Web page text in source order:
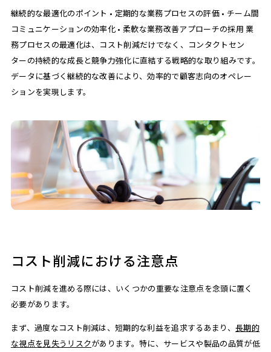
継続的な最適化のポイント • 定期的な業務プロセスの評価 • チーム間
コミュニケーションの効率化 • 柔軟な業務改善アプローチの採用 業
務プロセスの最適化は、コスト削減だけでなく、コンタクトセン
ターの持続的な成長と競争力強化に直結する戦略的な取り組みです。
データに基づく継続的な改善により、効率的で顧客志向のオペレー
ションを実現します。
コスト削減における注意点
コスト削減を進める際には、いくつかの重要な注意点を念頭に置く
必要があります。
まず、過度なコスト削減は、短期的な利益を追求するあまり、長期的
な視点を見失うリスクがあります。特に、サービスや製品の品質が低